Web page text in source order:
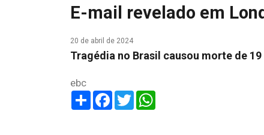
E-mail revelado em
20 de abril de 2024
Tragédia no Brasil causou morte de 19
ebc
ShareFacebook
Twitter